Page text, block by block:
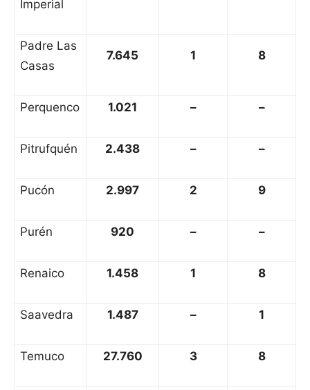
Imperial
Padre Las
Casas
7.645 1 8
Perquenco 1.021 – –
Pitrufquén 2.438 – –
Pucón 2.997 2 9
Purén 920 – –
Renaico 1.458 1 8
Saavedra 1.487 – 1
Temuco 27.760 3 8